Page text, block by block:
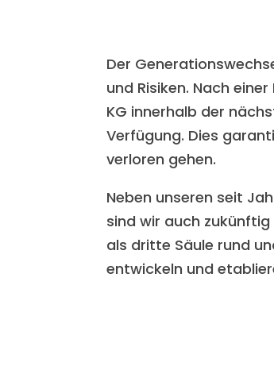
Der
und Risiken. Nach
KG innerhalb der
Verfügung. Dies
verloren gehen.
Neben unseren seit
sind wir auch
als dritte Säule rund
entwickeln und